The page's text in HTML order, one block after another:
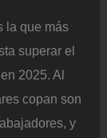
la que más
superar el
2025. Al
copan son
y